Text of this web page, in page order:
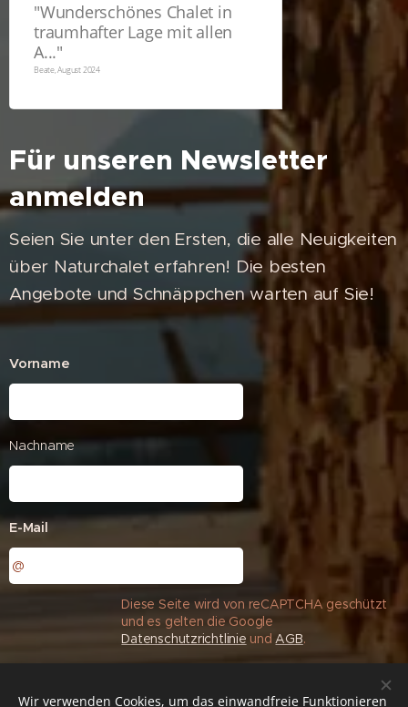
"Wunderschönes Chalet in
traumhafter Lage mit allen
A..."
Beate, August 2024
Für unseren Newsletter
anmelden
Seien Sie unter den Ersten, die alle Neuigkeiten
über Naturchalet erfahren! Die besten
Angebote und Schnäppchen warten auf Sie!
Vorname
Nachname
E-Mail
Diese Seite wird von reCAPTCHA geschützt
und es gelten die Google
Datenschutzrichtlinie undAGB.
Wir verwenden Cookies, um das einwandfreie Funktionieren